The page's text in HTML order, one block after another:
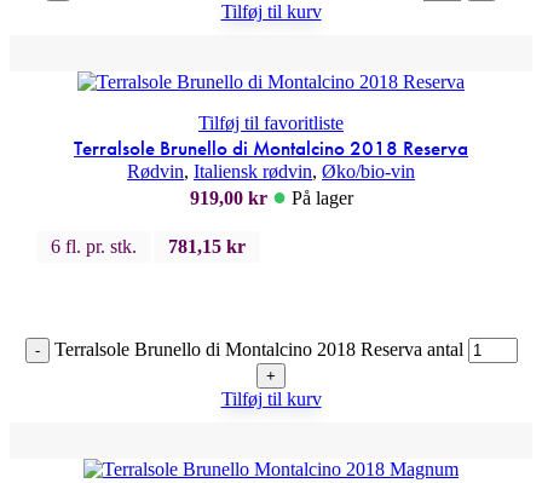
Tilføj til kurv
Tilføj til favoritliste
Terralsole Brunello di Montalcino 2018 Reserva
Rødvin, Italiensk rødvin, Øko/bio-vin
919,00 kr ● På lager
6 fl. pr. stk. 781,15 kr
- Terralsole Brunello di Montalcino 2018 Reserva antal
+
Tilføj til kurv